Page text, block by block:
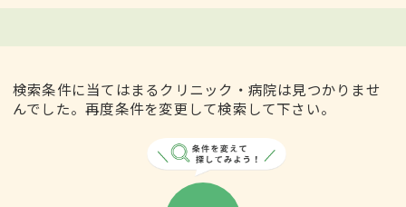
検索条件に当てはまるクリニック・病院は見つかりませ
んでした。再度条件を変更して検索して下さい。